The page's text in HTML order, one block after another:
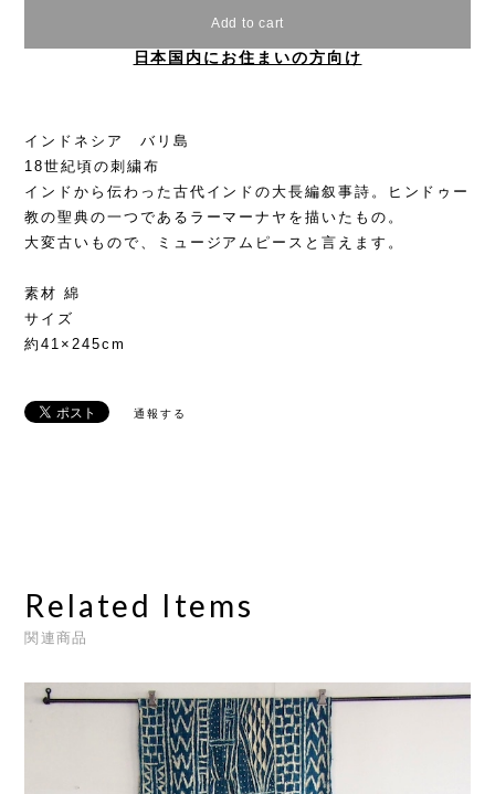
Add to cart
日本国内にお住まいの方向け
インドネシア バリ島
18世紀頃の刺繍布
インドから伝わった古代インドの大長編叙事詩。ヒンドゥー
教の聖典の一つであるラーマーナヤを描いたもの。
大変古いもので、ミュージアムピースと言えます。
素材 綿
サイズ
約41×245cm
通報する
Related Items
関連商品